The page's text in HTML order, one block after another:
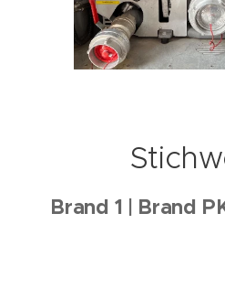
Brand 1 | Brand